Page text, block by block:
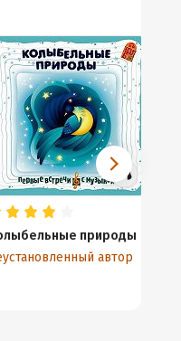
природы
автор